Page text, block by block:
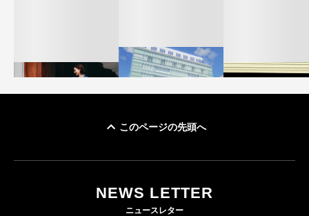
ケットなど7型を発売
FASHION
このページの先頭へ
NEWS LETTER
ニュースレター